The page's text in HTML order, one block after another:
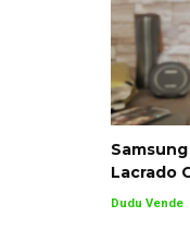
Lacrado
Dudu Vende